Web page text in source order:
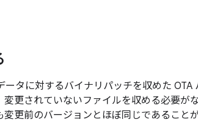
タに対するバイナリパッチを収めた OTA
更されていないファイルを収める必要が
更前のバージョンとほぼ同じであること